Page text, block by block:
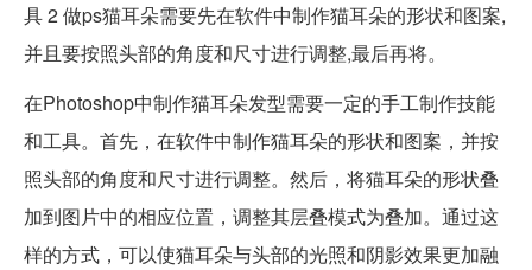
具 2 做ps猫耳朵需要先在软件中制作猫耳朵的形状和图案,
并且要按照头部的角度和尺寸进行调整,最后再将。
在Photoshop中制作猫耳朵发型需要一定的手工制作技能
和工具。首先，在软件中制作猫耳朵的形状和图案，并按
照头部的角度和尺寸进行调整。然后，将猫耳朵的形状叠
加到图片中的相应位置，调整其层叠模式为叠加。通过这
样的方式，可以使猫耳朵与头部的光照和阴影效果更加融